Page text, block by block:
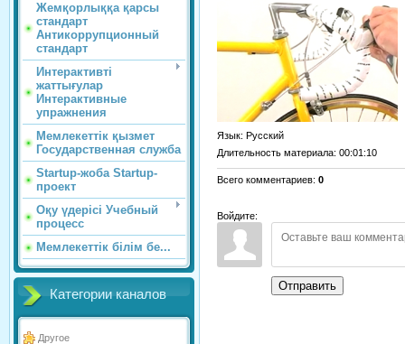
Жемқорлыққа қарсы
стандарт
Антикоррупционный
стандарт
Интерактивті
жаттығулар
Интерактивные
упражнения
Мемлекеттік қызмет
Государственная служба
Startup-жоба Startup-
проект
Оқу үдерісі Учебный
процесс
Мемлекеттік білім бе...
Категории каналов
Другое
Язык: Русский
Длительность материала: 00:01:10
Всего комментариев: 0
Войдите:
Отправить